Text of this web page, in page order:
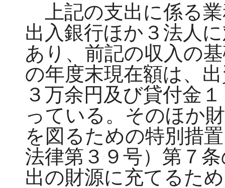
上記の支出に係る
出入銀行ほか３法人
あり、前記の収入の
の年度末現在額は、
３万余円及び貸付金
っている。そのほか
を図るための特別措
法律第３９号）第７
出の財源に充てるた